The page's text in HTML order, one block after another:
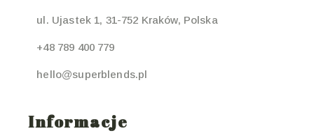
ul. Ujastek 1, 31-752 Kraków, Polska
+48 789 400 779
hello@superblends.pl
Informacje